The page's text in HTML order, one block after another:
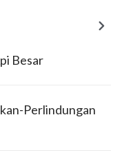
Besar
Perlindungan